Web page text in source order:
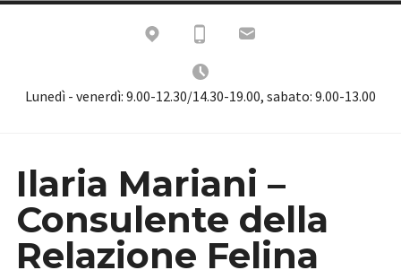
Lunedì - venerdì: 9.00-12.30/14.30-19.00, sabato: 9.00-13.00
Ilaria Mariani –
Consulente della
Relazione Felina